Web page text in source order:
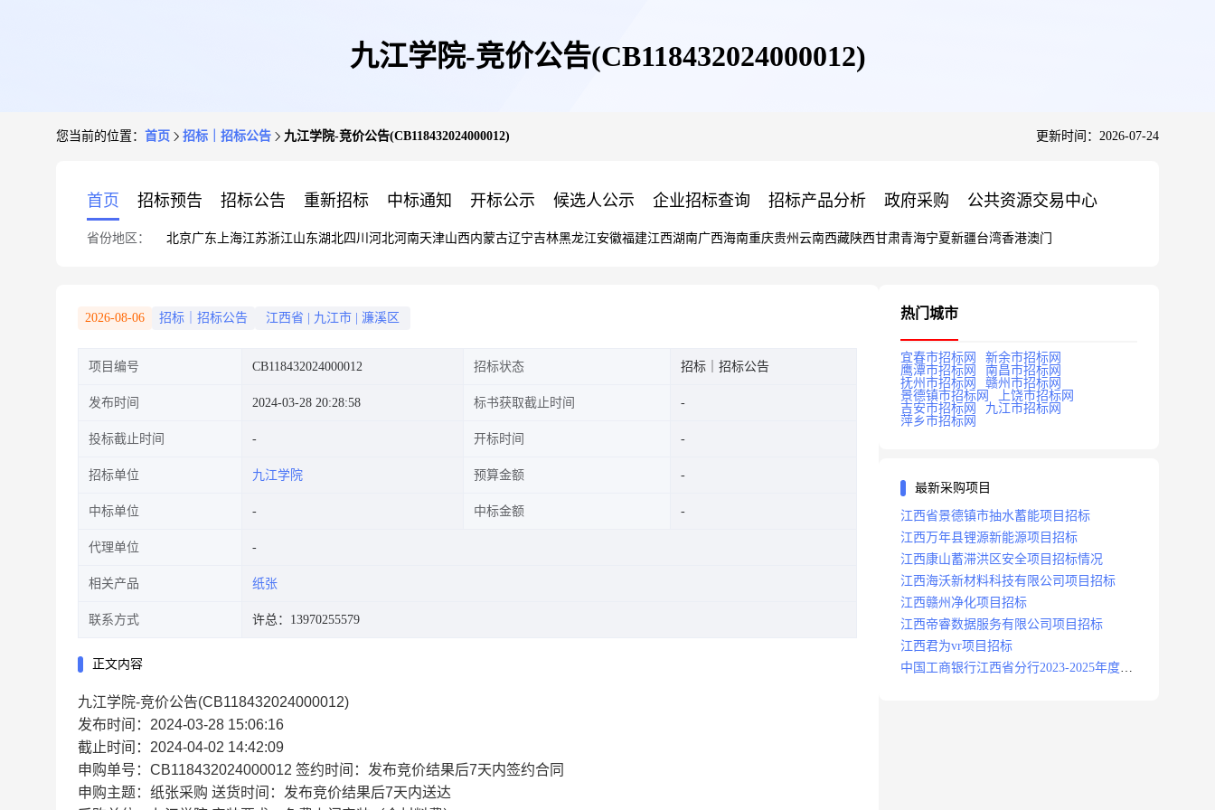
九江学院-竞价公告(CB118432024000012)
您当前的位置： 首页 招标｜招标公告 九江学院-竞价公告(CB118432024000012) 更新时间：2026-07-24
首页 招标预告 招标公告 重新招标 中标通知 开标公示 候选人公示 企业招标查询 招标产品分析 政府采购 公共资源交易中心
省份地区： 北京广东 上海江苏浙江山东湖北四川 河北河南天津山西内蒙古辽宁吉林黑龙江安徽福建江西湖南广西海南重庆贵州 云南西藏陕西甘肃青海宁夏新疆台湾香港澳门
2026-08-06 招标｜招标公告 江西省 九江市 濂溪区
项目编号 CB118432024000012 招标状态 招标｜招标公告
发布时间 2024-03-28 20:28:58 标书获取截止时间
投标截止时间 开标时间
招标单位 九江学院 预算金额
中标单位 中标金额
代理单位
相关产品 纸张
联系方式 许总：13970255579
正文内容
九江学院-竞价公告(CB118432024000012)
发布时间：2024-03-28 15:06:16
截止时间：2024-04-02 14:42:09
申购单号：CB118432024000012 签约时间：发布竞价结果后7天内签约合同
申购主题：纸张采购 送货时间：发布竞价结果后7天内送达
热门城市
宜春市招标网
新余市招标网
鹰潭市招标网
南昌市招标网
抚州市招标网
赣州市招标网
景德镇市招标网
上饶市招标网
吉安市招标网
九江市招标网
萍乡市招标网
最新采购项目
江西省景德镇市抽水蓄能项目招标
江西万年县锂源新能源项目招标
江西康山蓄滞洪区安全项目招标情况
江西海沃新材料科技有限公司项目招标
江西赣州净化项目招标
江西帝睿数据服务有限公司项目招标
江西君为vr项目招标
中国工商银行江西省分行2023-2025年度补